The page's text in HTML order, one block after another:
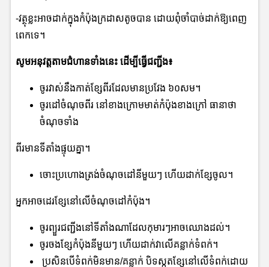
-វត្ថុខ្លះអាចដាក់ក្នុងកំប៉ុងក្រដាសតូចបាន ដោយពុំចាំបាច់ដាក់ឱ្យពេញ
ពេកទេ។
សូមអនុវត្តតាមជំហានទាំងនេះ ដើម្បីធ្វើជញ្ជីង៖
ចូរវាស់នឹងកាត់ខ្សែពីរដែលមានប្រវែង ៦០សម។
ចូរដៅចំណុចពីរ នៅខាងក្រោមមាត់កំប៉ុងខាងក្រៅ ធានាថា
ចំណុចទាំង
ពីរមានទីតាំងផ្ទុយគ្នា។
ចោះប្រហោងត្រង់ចំណុចដៅនីមួយៗ ហើយដាក់ខ្សែចូល។
អ្នកអាចដេរខ្សែនៅលើចំណុចដៅកំប៉ុង។
ចូរព្យួរជញ្ជីងនៅទីតាំងណាដែលកុមារៗអាចឈោងដល់។
ចូរចងខ្សែកំប៉ុងនីមួយៗ ហើយដាក់វាលើគន្លាក់ទំពក់។
ប្រសិនបើទំពក់មិនមាន/គន្លាក់ បិទស្កុតខ្សែនៅលើទំពក់ដោយ